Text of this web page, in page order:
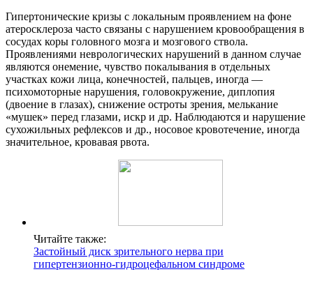
Гипертонические кризы с локальным проявлением на фоне
атеросклероза часто связаны с нарушением кровообращения в
сосудах коры головного мозга и мозгового ствола.
Проявлениями неврологических нарушений в данном случае
являются онемение, чувство покалывания в отдельных
участках кожи лица, конечностей, пальцев, иногда —
психомоторные нарушения, головокружение, диплопия
(двоение в глазах), снижение остроты зрения, мелькание
«мушек» перед глазами, искр и др. Наблюдаются и нарушение
сухожильных рефлексов и др., носовое кровотечение, иногда
значительное, кровавая рвота.
Читайте также:
Застойный диск зрительного нерва при
гипертензионно-гидроцефальном синдроме